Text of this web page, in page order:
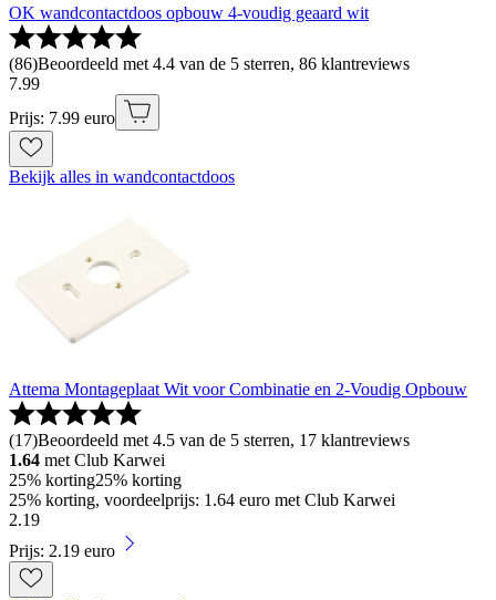
OK wandcontactdoos opbouw 4-voudig geaard wit
(86)Beoordeeld met 4.4 van de 5 sterren, 86 klantreviews
7.99
Prijs: 7.99 euro
Bekijk alles in wandcontactdoos
Attema Montageplaat Wit voor Combinatie en 2-Voudig Opbouw
(17)Beoordeeld met 4.5 van de 5 sterren, 17 klantreviews
1.64 met Club Karwei
25% korting25% korting
25% korting, voordeelprijs: 1.64 euro met Club Karwei
2.19
Prijs: 2.19 euro